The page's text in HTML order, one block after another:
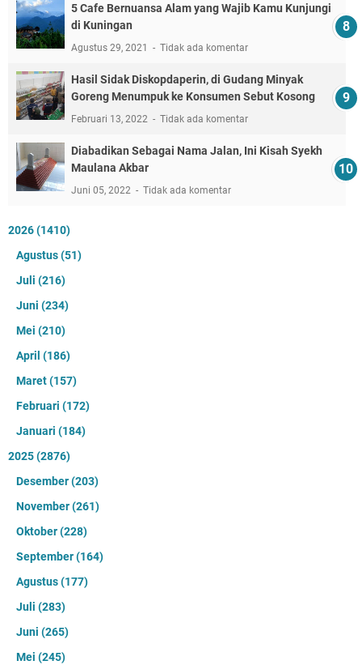
5 Cafe Bernuansa Alam yang Wajib Kamu Kunjungi
di Kuningan
Agustus 29, 2021 Tidak ada komentar
Hasil Sidak Diskopdaperin, di Gudang Minyak
Goreng Menumpuk ke Konsumen Sebut Kosong
Februari 13, 2022 Tidak ada komentar
Diabadikan Sebagai Nama Jalan, Ini Kisah Syekh
Maulana Akbar
Juni 05, 2022 Tidak ada komentar
2026(1410)
Agustus(51)
Juli (216)
Juni (234)
Mei (210)
April (186)
Maret(157)
Februari (172)
Januari (184)
2025(2876)
Desember(203)
November(261)
Oktober(228)
September(164)
Agustus(177)
Juli (283)
Juni (265)
Mei (245)